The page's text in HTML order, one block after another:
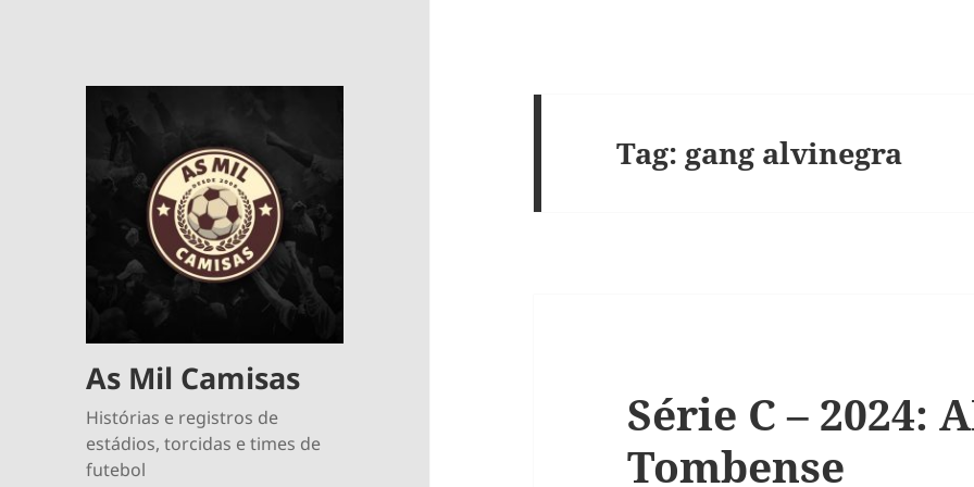
As Mil Camisas
Histórias e registros de
estádios, torcidas e times de
futebol
Tag: gang alvinegra
Série C – 2024:
Tombense